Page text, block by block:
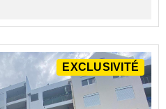
EXCLUSIVITÉ